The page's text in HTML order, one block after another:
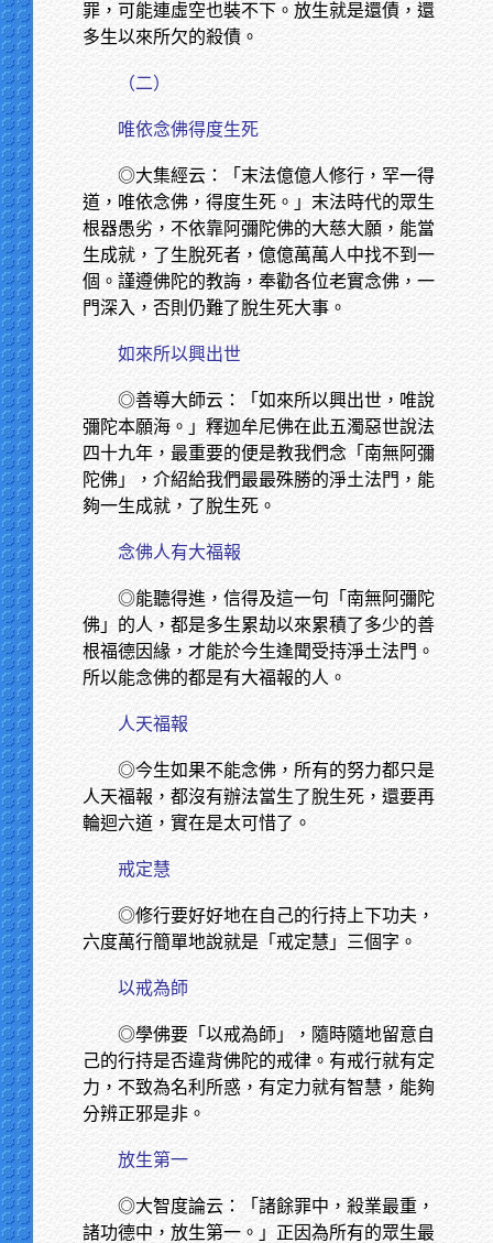
罪，可能連虛空也裝不下。放生就是還債，還
多生以來所欠的殺債。
（二）
唯依念佛得度生死
◎大集經云：「末法億億人修行，罕一得
道，唯依念佛，得度生死。」末法時代的眾生
根器愚劣，不依靠阿彌陀佛的大慈大願，能當
生成就，了生脫死者，億億萬萬人中找不到一
個。謹遵佛陀的教誨，奉勸各位老實念佛，一
門深入，否則仍難了脫生死大事。
如來所以興出世
◎善導大師云：「如來所以興出世，唯說
彌陀本願海。」釋迦牟尼佛在此五濁惡世說法
四十九年，最重要的便是教我們念「南無阿彌
陀佛」，介紹給我們最最殊勝的淨土法門，能
夠一生成就，了脫生死。
念佛人有大福報
◎能聽得進，信得及這一句「南無阿彌陀
佛」的人，都是多生累劫以來累積了多少的善
根福德因緣，才能於今生逢聞受持淨土法門。
所以能念佛的都是有大福報的人。
人天福報
◎今生如果不能念佛，所有的努力都只是
人天福報，都沒有辦法當生了脫生死，還要再
輪迴六道，實在是太可惜了。
戒定慧
◎修行要好好地在自己的行持上下功夫，
六度萬行簡單地說就是「戒定慧」三個字。
以戒為師
◎學佛要「以戒為師」，隨時隨地留意自
己的行持是否違背佛陀的戒律。有戒行就有定
力，不致為名利所惑，有定力就有智慧，能夠
分辨正邪是非。
放生第一
◎大智度論云：「諸餘罪中，殺業最重，
諸功德中，放生第一。」正因為所有的眾生最